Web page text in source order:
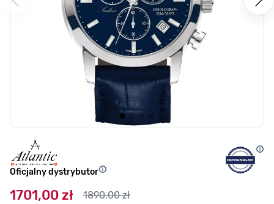
Oficjalny dystrybutor
1701,00 zł 1890,00 zł